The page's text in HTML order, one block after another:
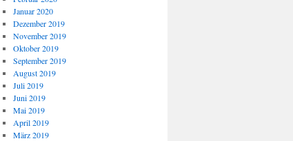
Januar 2020
Dezember 2019
November 2019
Oktober 2019
September 2019
August 2019
Juli 2019
Juni 2019
Mai 2019
April 2019
März 2019